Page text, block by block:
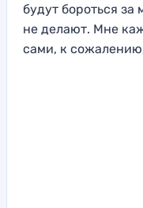
будут бороться за
не делают. Мне
сами, к